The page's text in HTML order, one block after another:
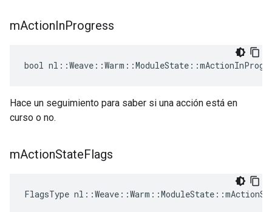
mActionInProgress
bool
Hace un seguimiento para saber si una acción está en
curso o no.
mActionStateFlags
FlagsType